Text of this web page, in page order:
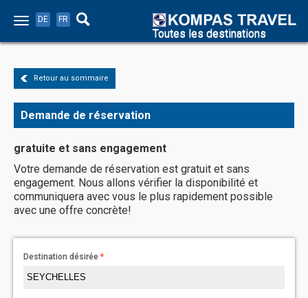
DE FR
Toutes les destinations
Retour au sommaire
Demande de réservation
gratuite et sans engagement
Votre demande de réservation est gratuit et sans
engagement. Nous allons vérifier la disponibilité et
communiquera avec vous le plus rapidement possible
avec une offre concrète!
Destination désirée